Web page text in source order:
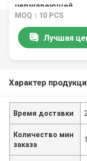
нержавеющей
MOQ：10 PCS
Лучшая
Характер
Время доставки
Количество мин
заказа